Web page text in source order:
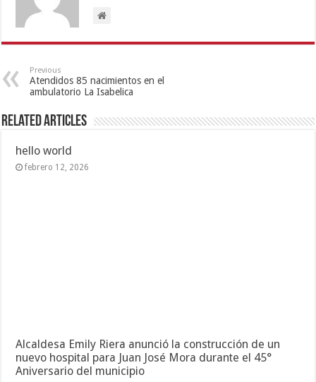
Previous
Atendidos 85 nacimientos en el
ambulatorio La Isabelica
Related Articles
hello world
febrero 12, 2026
Alcaldesa Emily Riera anunció la construcción de un
nuevo hospital para Juan José Mora durante el 45°
Aniversario del municipio